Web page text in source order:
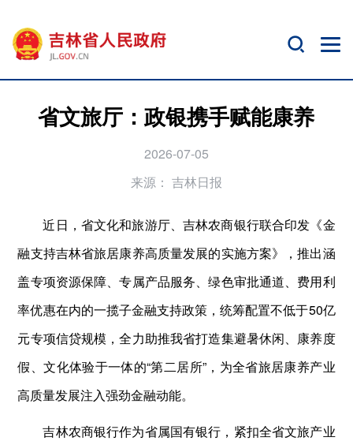
省文旅厅：政银携手赋能康养
2026-07-05
来源： 吉林日报
近日，省文化和旅游厅、吉林农商银行联合印发《金
融支持吉林省旅居康养高质量发展的实施方案》，推出涵
盖专项资源保障、专属产品服务、绿色审批通道、费用利
率优惠在内的一揽子金融支持政策，统筹配置不低于50亿
元专项信贷规模，全力助推我省打造集避暑休闲、康养度
假、文化体验于一体的“第二居所”，为全省旅居康养产业
高质量发展注入强劲金融动能。
吉林农商银行作为省属国有银行，紧扣全省文旅产业